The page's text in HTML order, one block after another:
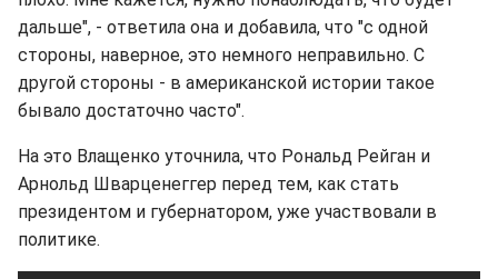
дальше", - ответила она и добавила, что "с одной
стороны, наверное, это немного неправильно. С
другой стороны - в американской истории такое
бывало достаточно часто".
На это Влащенко уточнила, что Рональд Рейган и
Арнольд Шварценеггер перед тем, как стать
президентом и губернатором, уже участвовали в
политике.